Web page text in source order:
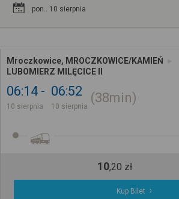
pon.. 10 sierpnia
Mroczkowice, MROCZKOWICE/KAMIEŃ
LUBOMIERZ MILĘCICE II
06:14
10 sierpnia
06:52
10 sierpnia
38min
10,20 zł
Kup Bilet